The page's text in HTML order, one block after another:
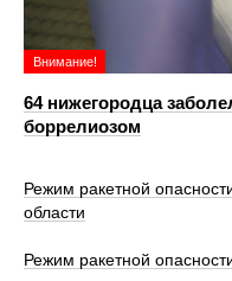
Внимание!
64 нижегородца
боррелиозом
Режим ракетной
области
Режим ракетной